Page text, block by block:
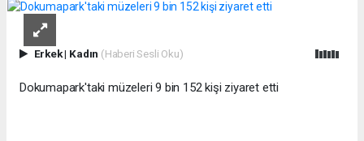
Erkek| Kadın (Haberi Sesli Oku)
Dokumapark'taki müzeleri 9 bin 152 kişi ziyaret etti